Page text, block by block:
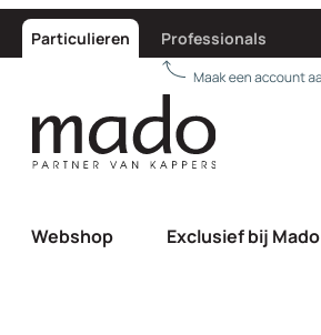
Particulieren Professionals
Webshop Exclusief bij Mado